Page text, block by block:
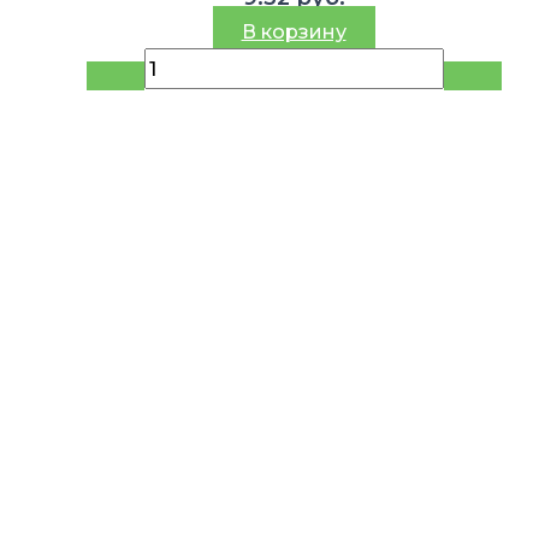
В корзину